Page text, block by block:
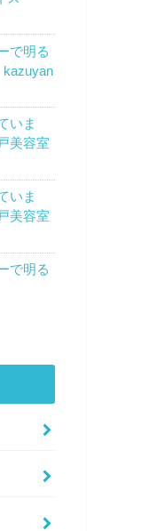
で明る
kazuyan
いま
美容室
いま
美容室
で明る